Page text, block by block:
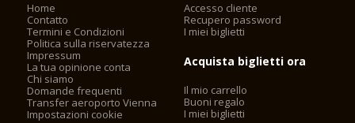
Home
Contatto
Termini e Condizioni
Politica sulla riservatezza
Impressum
La tua opinione conta
Chi siamo
Domande frequenti
Transfer aeroporto Vienna
Impostazioni cookie
Accesso cliente
Recupero password
I miei biglietti
Acquista biglietti ora
Il mio carrello
Buoni regalo
I miei biglietti